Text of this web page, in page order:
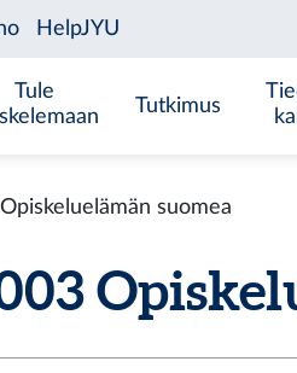
Tule
Tutkimus
suomea